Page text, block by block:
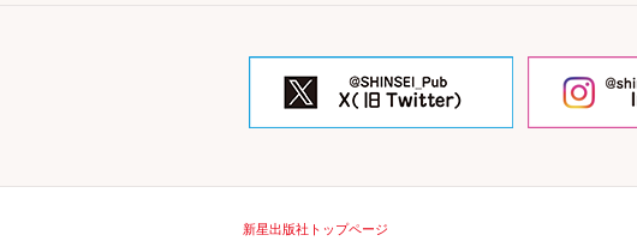
新星出版社トップページ